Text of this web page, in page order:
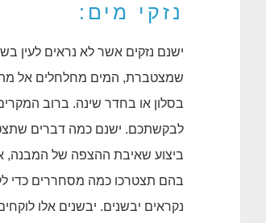
נזקי מים:
ישנם נזקים אשר לא נראים לעין
שמצטברת, המים מחלחלים אל
בסלון או בחדר שינה. ברוב
לבקשתכם. ישנם כמה דברים
ביצוע שאיבת ההצפה של המבנה,
בהם תצטרכו כמה מסחררים כדי
נקראים יבשנים. יבשנים אלו